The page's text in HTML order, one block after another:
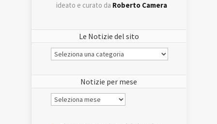
ideato e curato da Roberto Camera
Le Notizie del sito
Le
Notizie
Notizie per mese
Notizie
per